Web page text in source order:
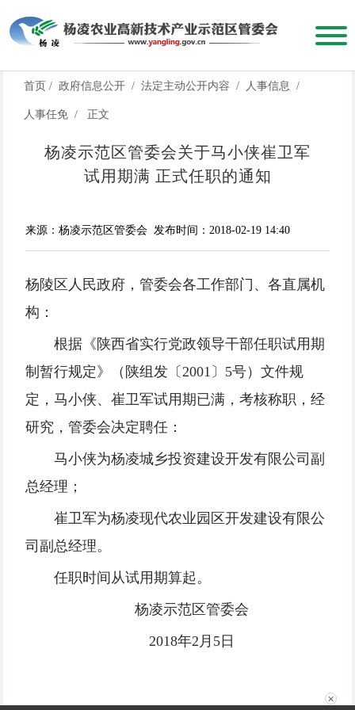
首页 / 政府信息公开 / 法定主动公开内容 / 人事信息 /
人事任免 / 正文
杨凌示范区管委会关于马小侠崔卫军
试用期满 正式任职的通知
来源：杨凌示范区管委会 发布时间：2018-02-19 14:40
杨陵区人民政府，管委会各工作部门、各直属机
构：
根据《陕西省实行党政领导干部任职试用期
制暂行规定》（陕组发〔2001〕5号）文件规
定，马小侠、崔卫军试用期已满，考核称职，经
研究，管委会决定聘任：
马小侠为杨凌城乡投资建设开发有限公司副
总经理；
崔卫军为杨凌现代农业园区开发建设有限公
司副总经理。
任职时间从试用期算起。
杨凌示范区管委会
2018年2月5日
✕